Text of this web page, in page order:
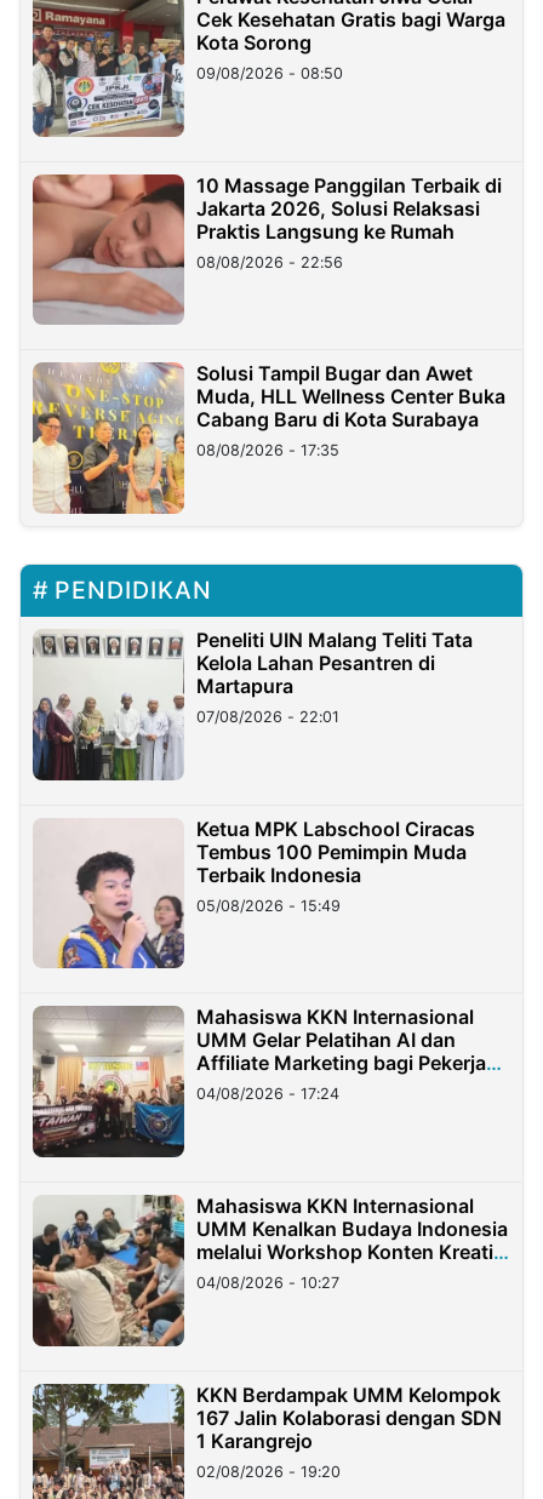
Cek Kesehatan Gratis bagi Warga
Kota Sorong
09/08/2026 - 08:50
10 Massage Panggilan Terbaik di
Jakarta 2026, Solusi Relaksasi
Praktis Langsung ke Rumah
08/08/2026 - 22:56
Solusi Tampil Bugar dan Awet
Muda, HLL Wellness Center Buka
Cabang Baru di Kota Surabaya
08/08/2026 - 17:35
PENDIDIKAN
Peneliti UIN Malang Teliti Tata
Kelola Lahan Pesantren di
Martapura
07/08/2026 - 22:01
Ketua MPK Labschool Ciracas
Tembus 100 Pemimpin Muda
Terbaik Indonesia
05/08/2026 - 15:49
Mahasiswa KKN Internasional
UMM Gelar Pelatihan AI dan
Affiliate Marketing bagi Pekerja
Migran Indonesia di Taiwan
04/08/2026 - 17:24
Mahasiswa KKN Internasional
UMM Kenalkan Budaya Indonesia
melalui Workshop Konten Kreatif
di Taiwan
04/08/2026 - 10:27
KKN Berdampak UMM Kelompok
167 Jalin Kolaborasi dengan SDN
1 Karangrejo
02/08/2026 - 19:20